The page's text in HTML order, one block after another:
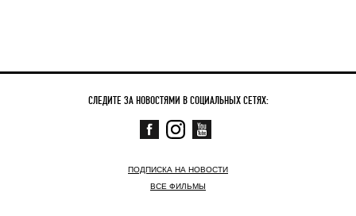
СЛЕДИТЕ ЗА НОВОСТЯМИ В СОЦИАЛЬНЫХ СЕТЯХ:
ПОДПИСКА НА НОВОСТИ
ВСЕ ФИЛЬМЫ